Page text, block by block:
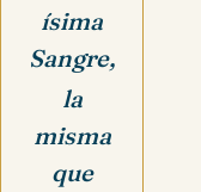
ísima
Sangre,
la
misma
que